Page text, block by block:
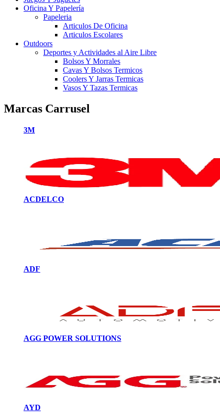
Oficina Y Papelería
Papeleria
Articulos De Oficina
Articulos Escolares
Outdoors
Deportes y Actividades al Aire Libre
Bolsos Y Morrales
Cavas Y Bolsos Termicos
Coolers Y Jarras Termicas
Vasos Y Tazas Termicas
Marcas Carrusel
3M
ACDELCO
ADF
AGG POWER SOLUTIONS
AYD